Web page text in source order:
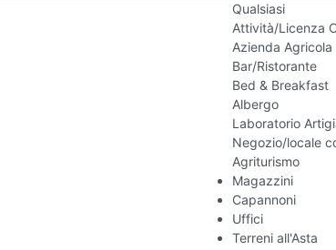
Qualsiasi
Attività/Licenza
Azienda Agricola
Bar/Ristorante
Bed & Breakfast
Albergo
Laboratorio
Negozio/locale
Agriturismo
Magazzini
Capannoni
Uffici
Terreni all'Asta